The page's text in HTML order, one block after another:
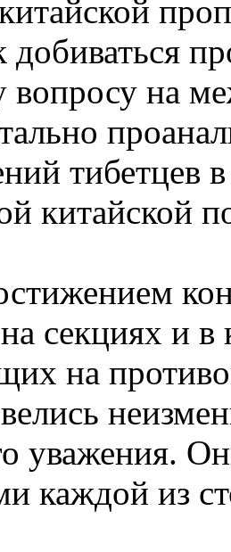
добиваться
вопросу на
тибетцев
китайской
секциях и в
на
уважения.
каждой из